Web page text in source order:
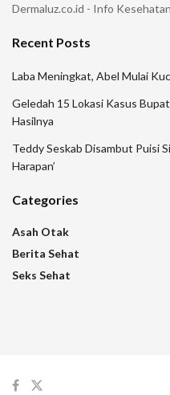
Dermaluz.co.id - Info
Recent Posts
Laba Meningkat, Abel Mulai
Geledah 15 Lokasi Kasus
Hasilnya
Teddy Seskab Disambut Puisi
Harapan’
Categories
Asah Otak
Berita Sehat
Seks Sehat